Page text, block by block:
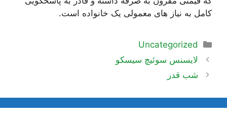
کامل به نیاز های معمولی یک خانواده است.
دسته‌ها
Uncategorized
ناوبری
نوشته‌ها
لایسنس سوئیچ سیسکو
شب قدر